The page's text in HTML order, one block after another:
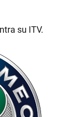
su ITV.